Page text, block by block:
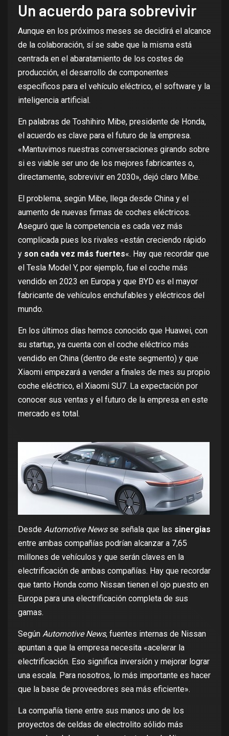
Un acuerdo para sobrevivir
Aunque en los próximos meses se decidirá el alcance
de la colaboración, sí se sabe que la misma está
centrada en el abaratamiento de los costes de
producción, el desarrollo de componentes
específicos para el vehículo eléctrico, el software y la
inteligencia artificial.
En palabras de Toshihiro Mibe, presidente de Honda,
el acuerdo es clave para el futuro de la empresa.
«Mantuvimos nuestras conversaciones girando sobre
si es viable ser uno de los mejores fabricantes o,
directamente, sobrevivir en 2030», dejó claro Mibe.
El problema, según Mibe, llega desde China y el
aumento de nuevas firmas de coches eléctricos.
Aseguró que la competencia es cada vez más
complicada pues los rivales «están creciendo rápido
y son cada vez más fuertes«. Hay que recordar que
el Tesla Model Y, por ejemplo, fue el coche más
vendido en 2023 en Europa y que BYD es el mayor
fabricante de vehículos enchufables y eléctricos del
mundo.
En los últimos días hemos conocido que Huawei, con
su startup, ya cuenta con el coche eléctrico más
vendido en China (dentro de este segmento) y que
Xiaomi empezará a vender a finales de mes su propio
coche eléctrico, el Xiaomi SU7. La expectación por
conocer sus ventas y el futuro de la empresa en este
mercado es total.
Desde Automotive Newsse señala que las sinergias
entre ambas compañías podrían alcanzar a 7,65
millones de vehículos y que serán claves en la
electrificación de ambas compañías. Hay que recordar
que tanto Honda como Nissan tienen el ojo puesto en
Europa para una electrificación completa de sus
gamas.
Según Automotive News, fuentes internas de Nissan
apuntan a que la empresa necesita «acelerar la
electrificación. Eso significa inversión y mejorar lograr
una escala. Para nosotros, lo más importante es hacer
que la base de proveedores sea más eficiente».
La compañía tiene entre sus manos uno de los
proyectos de celdas de electrolito sólido más